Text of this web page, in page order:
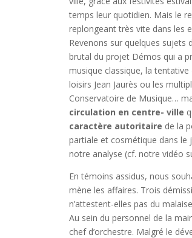
temps leur quotidien. Mais le
replongeant très vite dans les
Revenons sur quelques sujets
brutal du projet Démos qui a
musique classique, la
loisirs Jean Jaurès ou les
Conservatoire de Musique…
circulation en centre- ville
caractère autoritaire de la
partiale et cosmétique dans le
notre analyse (cf. notre vidéo
En témoins assidus, nous
mène les affaires. Trois
n’attestent-elles pas du
Au sein du personnel de la
chef d’orchestre. Malgré le